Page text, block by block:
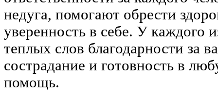
недуга, помогают обрести
уверенность в себе. У каждого
теплых слов благодарности за
сострадание и готовность в
помощь.